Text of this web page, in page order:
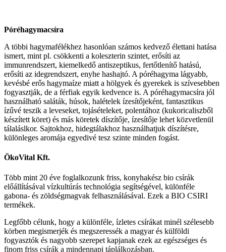
Póréhagymacsíra
A többi hagymafélékhez hasonlóan számos kedvező élettani hatása
ismert, mint pl. csökkenti a koleszterin szintet, erősíti az
immunrendszert, kiemelkedő antiszeptikus, fertőtlenítő hatású,
erősíti az idegrendszert, enyhe hashajtó. A póréhagyma lágyabb,
kevésbé erős hagymaíze miatt a hölgyek és gyerekek is szívesebben
fogyasztják, de a férfiak egyik kedvence is. A póréhagymacsíra jól
használható saláták, húsok, halételek ízesítőjeként, fantasztikus
ízűvé teszik a leveseket, tojásételeket, polentához (kukoricaliszből
készített köret) és más köretek díszítője, ízesítője lehet közvetlenül
tálaláslkor. Sajtokhoz, hidegtálakhoz használhatjuk díszítésre,
különleges aromája egyedivé tesz szinte minden fogást.
ÖkoVital Kft.
Több mint 20 éve foglalkozunk friss, konyhakész bio csírák
előállításával vízkultúrás technológia segítségével, különféle
gabona- és zöldségmagvak felhasználásával. Ezek a BIO CSIRI
termékek.
Legfőbb célunk, hogy a különféle, ízletes csírákat minél szélesebb
körben megismerjék és megszeressék a magyar és külföldi
fogyasztók és nagyobb szerepet kapjanak ezek az egészséges és
finom friss csírák a mindennapi táplálkozásban.